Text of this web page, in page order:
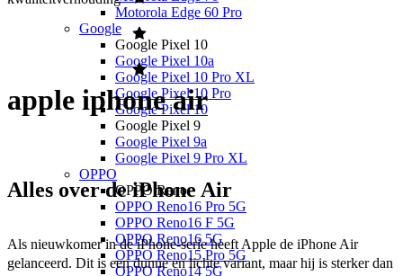
Motorola Edge 60 Pro
Google
Google Pixel 10
Google Pixel 10a
Google Pixel 10 Pro XL
Google Pixel 10 Pro
Google Pixel 10
Google Pixel 9
Google Pixel 9a
Google Pixel 9 Pro XL
OPPO
OPPO Reno
OPPO Reno16 Pro 5G
OPPO Reno16 F 5G
OPPO Reno16 5G
OPPO Reno15 Pro 5G
OPPO Reno14 5G
apple iphone air
Alles over de iPhone Air
Als nieuwkomer in de iPhone-serie heeft Apple de iPhone Air
gelanceerd. Dit is een dunne en lichte variant, maar hij is sterker dan